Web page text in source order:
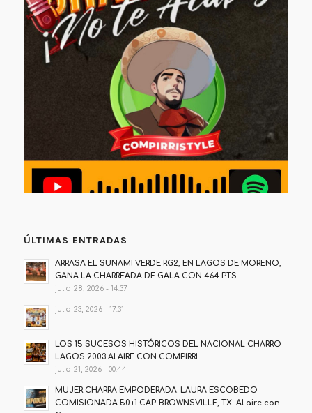
ÚLTIMAS ENTRADAS
ARRASA EL SUNAMI VERDE RG2, EN LAGOS DE MORENO,
GANA LA CHARREADA DE GALA CON 464 PTS.
julio 28, 2026 - 14:37
julio 23, 2026 - 17:31
LOS 15 SUCESOS HISTÓRICOS DEL NACIONAL CHARRO
LAGOS 2003 Al AIRE CON COMPIRRI
julio 21, 2026 - 00:44
MUJER CHARRA EMPODERADA: LAURA ESCOBEDO
COMISIONADA 50+1 CAP. BROWNSVILLE, TX. Al aire con